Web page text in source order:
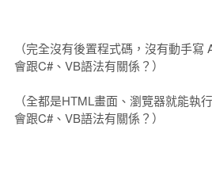
（完全沒有後置程式碼，沒有動手
會跟C#、VB語法有關係？）
（全都是HTML畫面、瀏覽器就能執
會跟C#、VB語法有關係？）